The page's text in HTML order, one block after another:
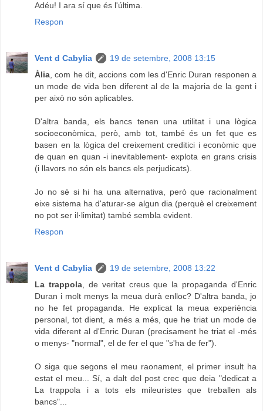
Adéu! I ara sí que és l'última.
Respon
Vent d Cabylia
19 de setembre, 2008 13:15
Àlia, com he dit, accions com les d'Enric Duran responen a
un mode de vida ben diferent al de la majoria de la gent i
per això no són aplicables.
D'altra banda, els bancs tenen una utilitat i una lògica
socioeconòmica, però, amb tot, també és un fet que es
basen en la lògica del creixement creditici i econòmic que
de quan en quan -i inevitablement- explota en grans crisis
(i llavors no són els bancs els perjudicats).
Jo no sé si hi ha una alternativa, però que racionalment
eixe sistema ha d'aturar-se algun dia (perquè el creixement
no pot ser il·limitat) també sembla evident.
Respon
Vent d Cabylia
19 de setembre, 2008 13:22
La trappola, de veritat creus que la propaganda d'Enric
Duran i molt menys la meua durà enlloc? D'altra banda, jo
no he fet propaganda. He explicat la meua experiència
personal, tot dient, a més a més, que he triat un mode de
vida diferent al d'Enric Duran (precisament he triat el -més
o menys- "normal", el de fer el que "s'ha de fer").
O siga que segons el meu raonament, el primer insult ha
estat el meu... Sí, a dalt del post crec que deia "dedicat a
La trappola i a tots els mileuristes que treballen als
bancs"...